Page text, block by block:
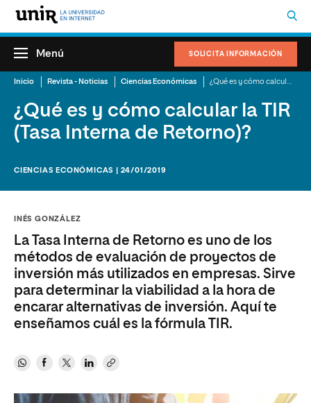
SOLICITA INFORMACIÓN
Menú
Inicio Revista - Noticias Ciencias Económicas
¿Qué es y cómo calcular la TIR
(Tasa Interna de Retorno)?
CIENCIAS ECONÓMICAS | 24/01/2019
INÉS GONZÁLEZ
La Tasa Interna de Retorno es uno de los
métodos de evaluación de proyectos de
inversión más utilizados en empresas. Sirve
para determinar la viabilidad a la hora de
encarar alternativas de inversión. Aquí te
enseñamos cuál es la fórmula TIR.